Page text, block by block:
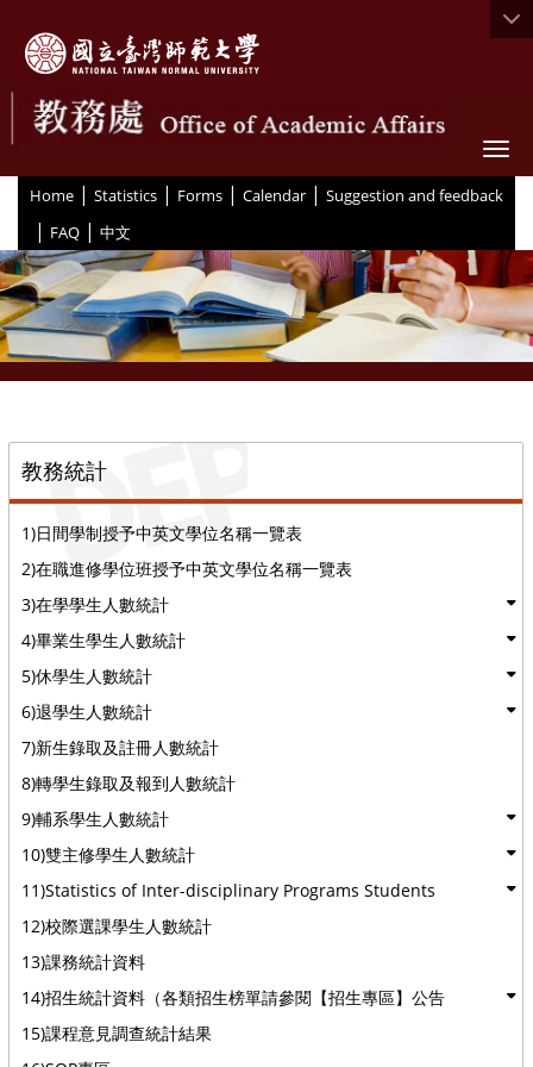
Home | Statistics | Forms | Calendar | Suggestion and feedback
| FAQ | 中文
教務統計
1)日間學制授予中英文學位名稱一覽表
2)在職進修學位班授予中英文學位名稱一覽表
3)在學學生人數統計
4)畢業生學生人數統計
5)休學生人數統計
6)退學生人數統計
7)新生錄取及註冊人數統計
8)轉學生錄取及報到人數統計
9)輔系學生人數統計
10)雙主修學生人數統計
11)Statistics of Inter-disciplinary Programs Students
12)校際選課學生人數統計
13)課務統計資料
14)招生統計資料（各類招生榜單請參閱【招生專區】公告
15)課程意見調查統計結果